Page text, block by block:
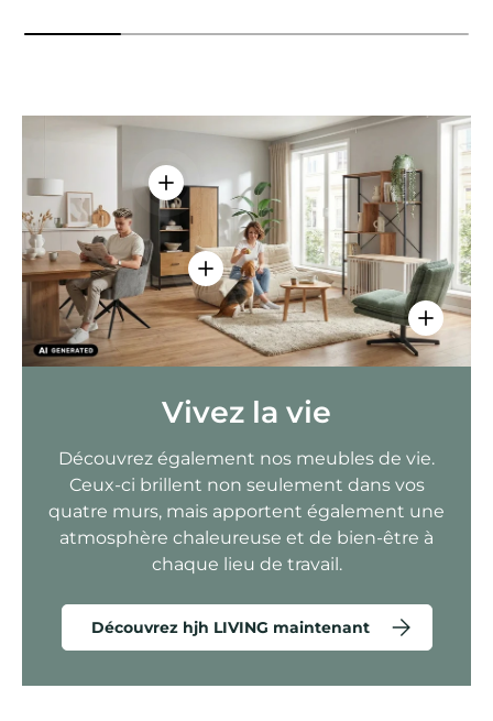
Voir les
Voir les détails - AMIO H - Armoire de
Voir les détails
Vivez la vie
Découvrez également nos meubles de vie.
Ceux-ci brillent non seulement dans vos
quatre murs, mais apportent également une
atmosphère chaleureuse et de bien-être à
chaque lieu de travail.
Découvrez hjh LIVING maintenant